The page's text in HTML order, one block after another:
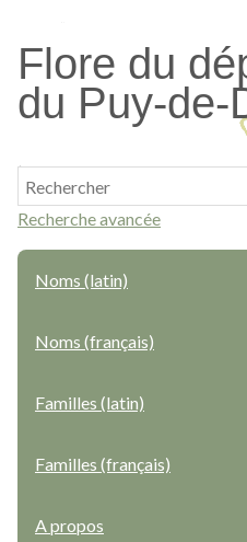
contenu
principal
Flore du
du Puy-de-
Recherche avancée
Noms (latin)
Noms (français)
Familles (latin)
Familles (français)
A propos